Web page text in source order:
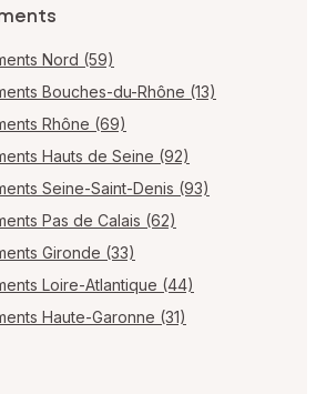
Nord (59)
Bouches-du-Rhône (13)
Rhône (69)
Hauts de Seine (92)
Seine-Saint-Denis (93)
Pas de Calais (62)
Gironde (33)
Loire-Atlantique (44)
Haute-Garonne (31)